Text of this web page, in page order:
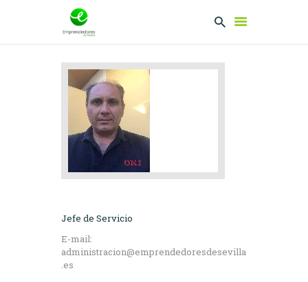
EMPRENDEDORES
PRESENTA TU
PROYECTO
SERVICIOS
CLUB
Jefe de Servicio
E-mail:
administracion@emprendedoresdesevilla
.es